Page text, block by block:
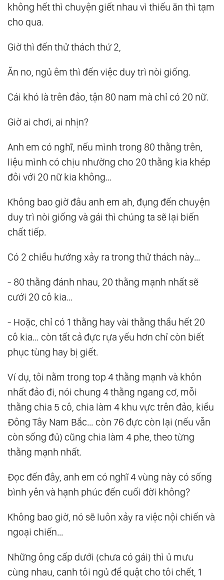
không hết thì chuyện giết nhau vì thiếu ăn thì tạm
cho qua.
Giờ thì đến thử thách thứ 2,
Ăn no, ngủ êm thì đến việc duy trì nòi giống.
Cái khó là trên đảo, tận 80 nam mà chỉ có 20 nữ.
Giờ ai chơi, ai nhịn?
Anh em có nghĩ, nếu mình trong 80 thằng trên,
liệu mình có chịu nhường cho 20 thằng kia khép
đôi với 20 nữ kia không…
Không bao giờ đâu anh em ah, đụng đến chuyện
duy trì nòi giống và gái thì chúng ta sẽ lại biến
chất tiếp.
Có 2 chiều hướng xảy ra trong thử thách này…
- 80 thằng đánh nhau, 20 thằng mạnh nhất sẽ
cưới 20 cô kia…
- Hoặc, chỉ có 1 thằng hay vài thằng thầu hết 20
cô kia… còn tất cả đực rựa yếu hơn chỉ còn biết
phục tùng hay bị giết.
Ví dụ, tôi nằm trong top 4 thằng mạnh và khôn
nhất đảo đi, nói chung 4 thằng ngang cơ, mỗi
thằng chia 5 cô, chia làm 4 khu vực trên đảo, kiểu
Đông Tây Nam Bắc… còn 76 đực còn lại (nếu vẫn
còn sống đủ) cũng chia làm 4 phe, theo từng
thằng mạnh nhất.
Đọc đến đây, anh em có nghĩ 4 vùng này có sống
bình yên và hạnh phúc đến cuối đời không?
Không bao giờ, nó sẽ luôn xảy ra việc nội chiến và
ngoại chiến…
Những ông cấp dưới (chưa có gái) thì ủ mưu
cùng nhau, canh tôi ngủ để quật cho tôi chết, 1